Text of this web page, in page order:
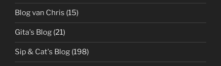
Blog van Chris (15)
Gita's Blog (21)
Sip & Cat's Blog (198)